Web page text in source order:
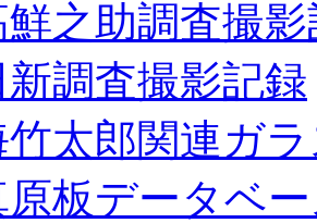
鮮之助調査撮
調査撮影記録
竹太郎関連ガ
原板データベ